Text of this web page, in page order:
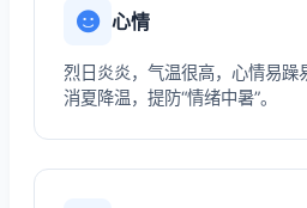
心情
烈日炎炎，气温很高，心情易躁
消夏降温，提防“情绪中暑”。